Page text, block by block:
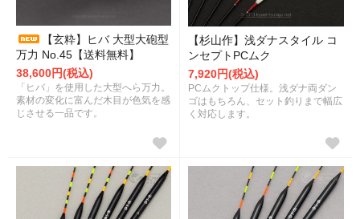
【玄粋】ヒバ 大型大砲型
万力 No.45【送料無料】
38,600円(税込)
「ヒバ」を使用した大型へら万力。
素材の変化に富んだ木目が色気を感
じさせる一品です。
【杉山作】浅ダナスタイル コ
ンセプトPCムク
7,920円(税込)
PCムクトップ仕様。浅ダナ両ダン
ゴはもちろん、セット釣りまで幅広
く対応します。